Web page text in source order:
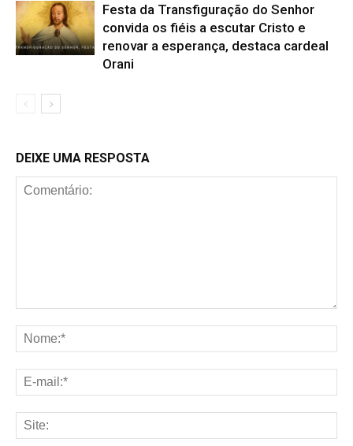
Festa da Transfiguração do Senhor
convida os fiéis a escutar Cristo e
renovar a esperança, destaca cardeal
Orani
DEIXE UMA RESPOSTA